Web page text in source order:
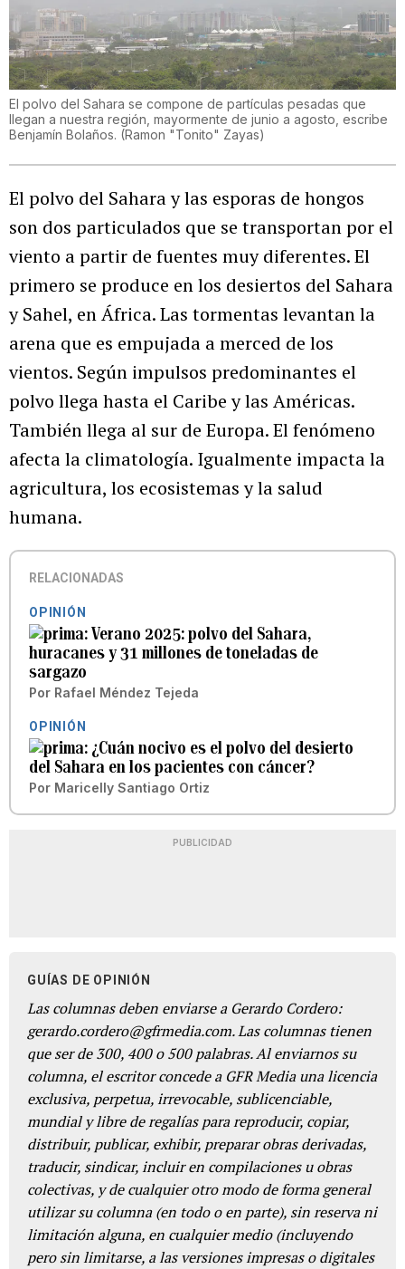
El polvo del Sahara se compone de partículas pesadas que
llegan a nuestra región, mayormente de junio a agosto, escribe
Benjamín Bolaños. (Ramon "Tonito" Zayas)
El polvo del Sahara y las esporas de hongos
son dos particulados que se transportan por el
viento a partir de fuentes muy diferentes. El
primero se produce en los desiertos del Sahara
y Sahel, en África. Las tormentas levantan la
arena que es empujada a merced de los
vientos. Según impulsos predominantes el
polvo llega hasta el Caribe y las Américas.
También llega al sur de Europa. El fenómeno
afecta la climatología. Igualmente impacta la
agricultura, los ecosistemas y la salud
humana.
RELACIONADAS
OPINIÓN
Verano 2025: polvo del Sahara,
huracanes y 31 millones de toneladas de
sargazo
Por Rafael Méndez Tejeda
OPINIÓN
¿Cuán nocivo es el polvo del desierto
del Sahara en los pacientes con cáncer?
Por Maricelly Santiago Ortiz
PUBLICIDAD
GUÍAS DE OPINIÓN
Las columnas deben enviarse a Gerardo Cordero:
gerardo.cordero@gfrmedia.com. Las columnas tienen
que ser de 300, 400 o 500 palabras. Al enviarnos su
columna, el escritor concede a GFR Media una licencia
exclusiva, perpetua, irrevocable, sublicenciable,
mundial y libre de regalías para reproducir, copiar,
distribuir, publicar, exhibir, preparar obras derivadas,
traducir, sindicar, incluir en compilaciones u obras
colectivas, y de cualquier otro modo de forma general
utilizar su columna (en todo o en parte), sin reserva ni
limitación alguna, en cualquier medio (incluyendo
pero sin limitarse, a las versiones impresas o digitales